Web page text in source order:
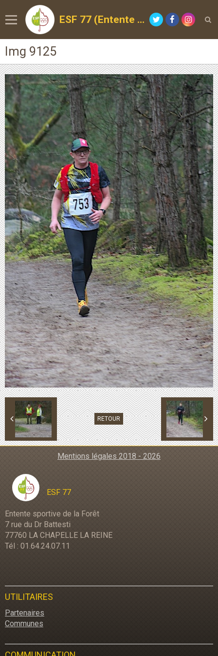
ESF 77 (Entente Sportive de la Forêt)
Img 9125
RETOUR
Mentions légales 2018 - 2026
ESF 77
Entente sportive de la Forêt
7 rue du Dr Battesti
77760 LA CHAPELLE LA REINE
Tél : 01.64.24.07.11
UTILITAIRES
Partenaires
Communes